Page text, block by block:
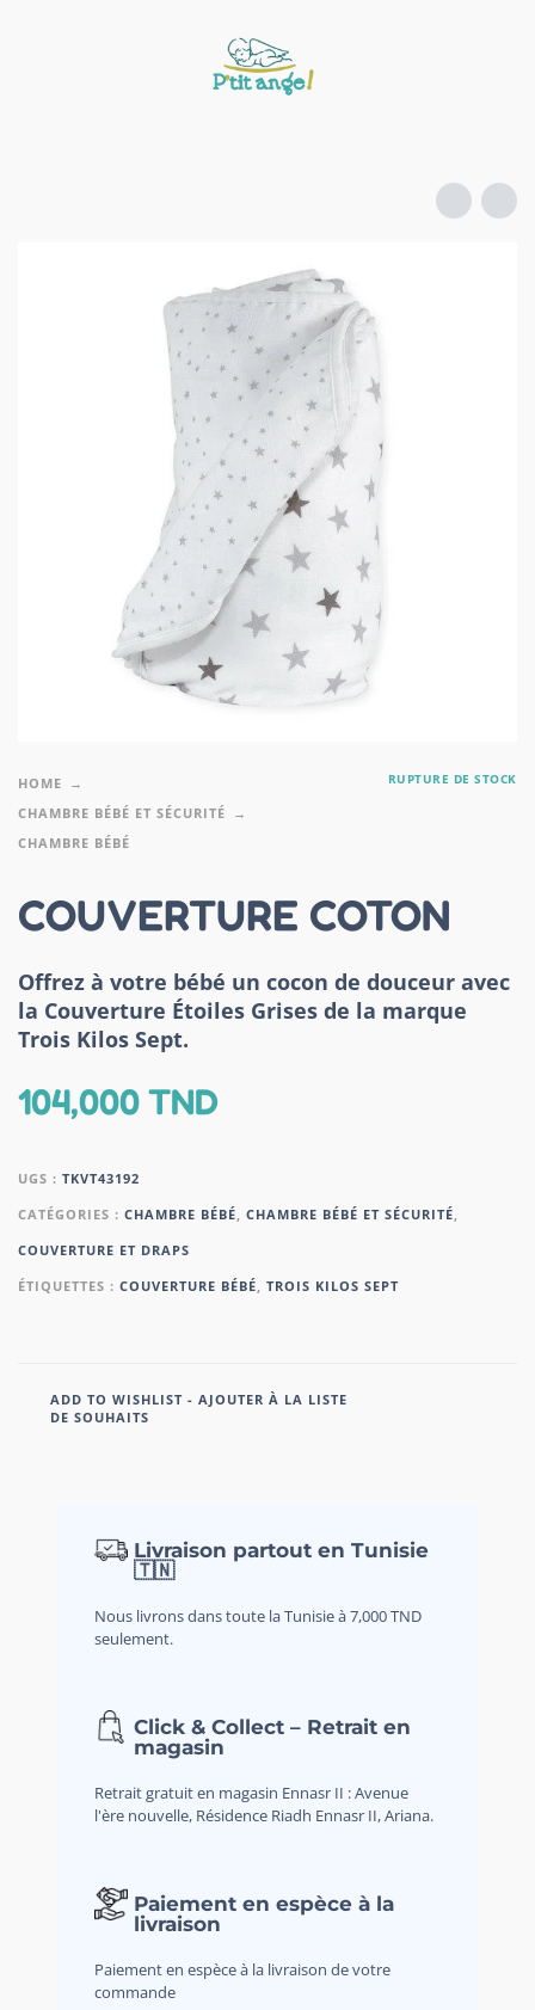
HOME
CHAMBRE BÉBÉ ET SÉCURITÉ
CHAMBRE BÉBÉ
RUPTURE DE STOCK
COUVERTURE COTON
Offrez à votre bébé un cocon de douceur avec
la Couverture Étoiles Grises de la marque
Trois Kilos Sept.
104,000TND
UGS : TKVT43192
CATÉGORIES : CHAMBRE BÉBÉ CHAMBRE BÉBÉ ET SÉCURITÉ
COUVERTURE ET DRAPS
ÉTIQUETTES : COUVERTURE BÉBÉ TROIS KILOS SEPT
ADD TO WISHLIST - AJOUTER À LA LISTE
DE SOUHAITS
Livraison partout en Tunisie
🇹🇳
Nous livrons dans toute la Tunisie à 7,000 TND
seulement.
Click & Collect – Retrait en
magasin
Retrait gratuit en magasin Ennasr II : Avenue
l'ère nouvelle, Résidence Riadh Ennasr II, Ariana.
Paiement en espèce à la
livraison
Paiement en espèce à la livraison de votre
commande